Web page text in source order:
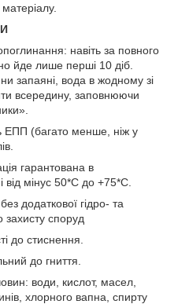
навіть за повного
йде лише перші 10 діб.
запаяні, вода в жодному зі
всередину, заповнюючи
ЕПП (багато менше, ніж у
гарантована в
від мінус 50*С до +75*С.
додаткової гідро- та
захисту споруд
до стиснення.
до гниття.
води, кислот, масел,
хлорного вапна, спирту